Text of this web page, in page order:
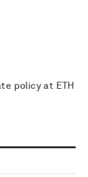
policy at ETH